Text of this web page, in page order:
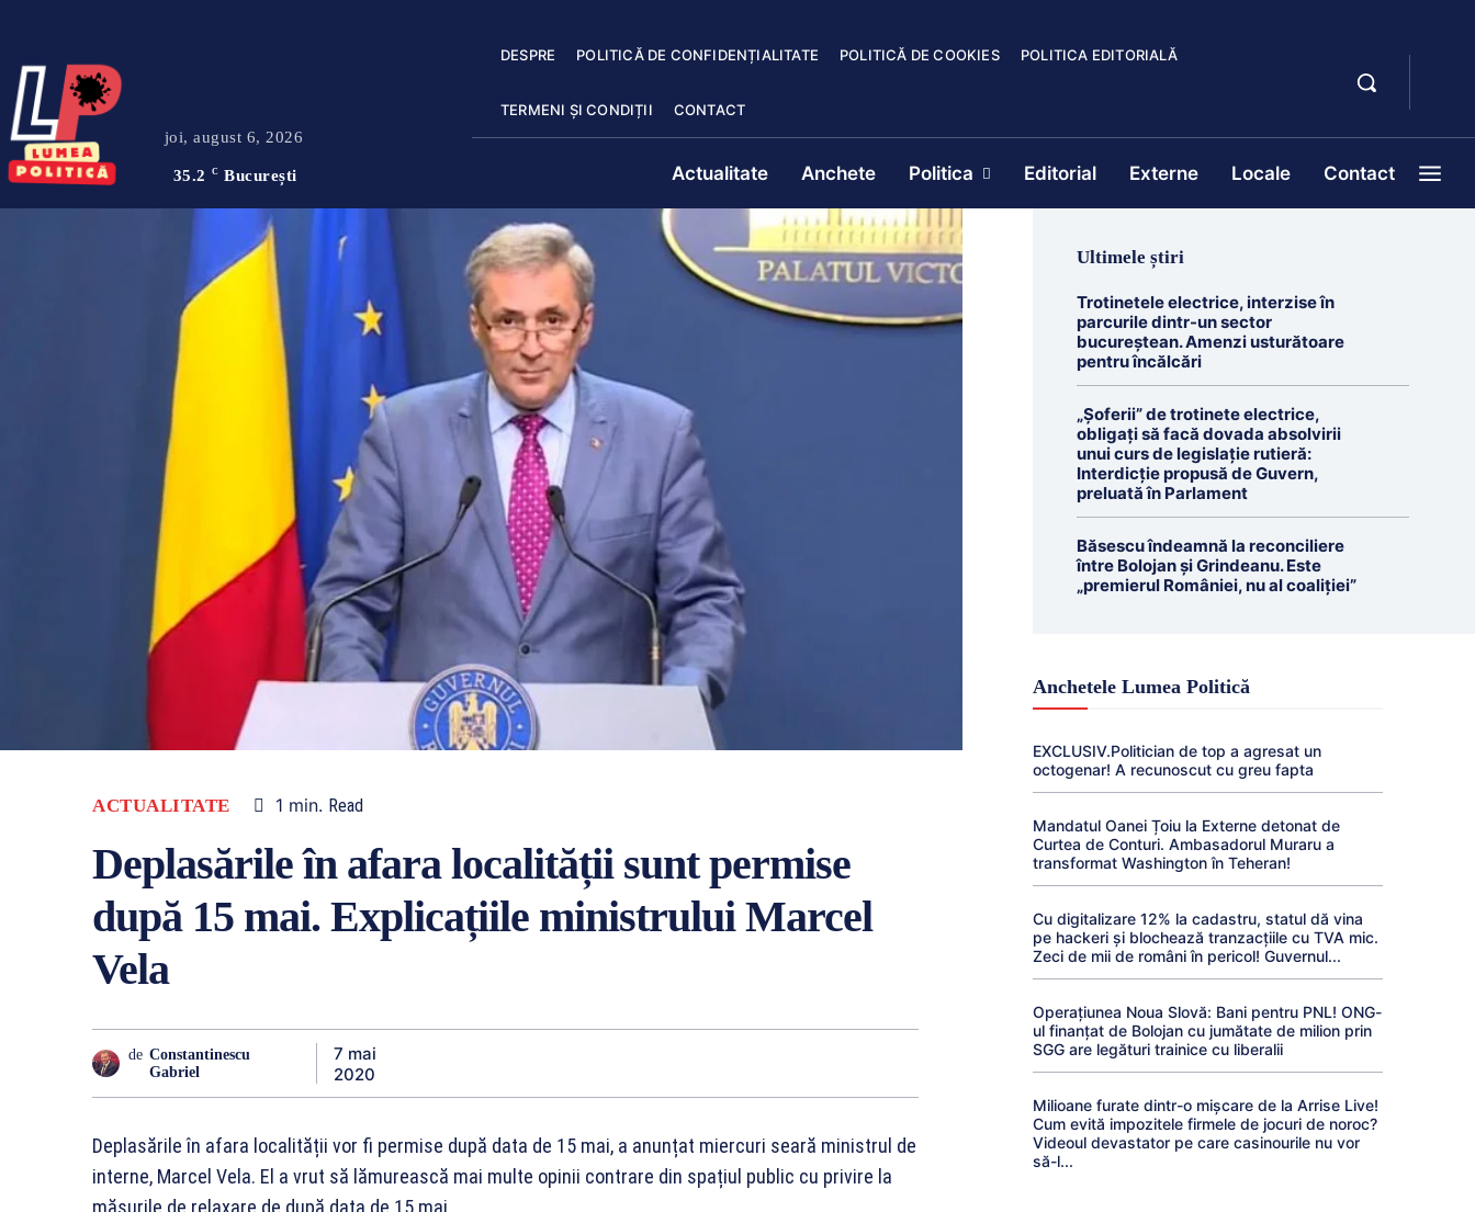
joi, august 6, 2026
35.2 C București
DESPRE POLITICĂ DE CONFIDENȚIALITATE POLITICĂ DE COOKIES POLITICA EDITORIALĂ
TERMENI ȘI CONDIȚII CONTACT
Actualitate Anchete Politica Editorial Externe Locale Contact
ACTUALITATE 1 min. Read
Deplasările în afara localității sunt permise
după 15 mai. Explicațiile ministrului Marcel
Vela
de Constantinescu
Gabriel
7 mai
2020
Deplasările în afara localității vor fi permise după data de 15 mai, a anunțat miercuri seară ministrul de
interne, Marcel Vela. El a vrut să lămurească mai multe opinii contrare din spațiul public cu privire la
măsurile de relaxare de după data de 15 mai.
Ultimele știri
Trotinetele electrice, interzise în
parcurile dintr-un sector
bucureștean. Amenzi usturătoare
pentru încălcări
„Șoferii” de trotinete electrice,
obligați să facă dovada absolvirii
unui curs de legislație rutieră:
Interdicție propusă de Guvern,
preluată în Parlament
Băsescu îndeamnă la reconciliere
între Bolojan și Grindeanu. Este
„premierul României, nu al coaliției”
Anchetele Lumea Politică
EXCLUSIV.Politician de top a agresat un
octogenar! A recunoscut cu greu fapta
Mandatul Oanei Țoiu la Externe detonat de
Curtea de Conturi. Ambasadorul Muraru a
transformat Washington în Teheran!
Cu digitalizare 12% la cadastru, statul dă vina
pe hackeri și blochează tranzacțiile cu TVA mic.
Zeci de mii de români în pericol! Guvernul...
Operațiunea Noua Slovă: Bani pentru PNL! ONG-
ul finanțat de Bolojan cu jumătate de milion prin
SGG are legături trainice cu liberalii
Milioane furate dintr-o mișcare de la Arrise Live!
Cum evită impozitele firmele de jocuri de noroc?
Videoul devastator pe care casinourile nu vor
să-l...